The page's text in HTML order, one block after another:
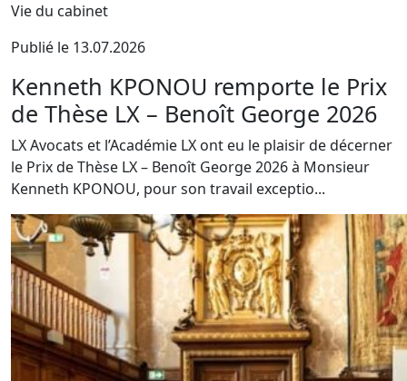
Vie du cabinet
Publié le 13.07.2026
Kenneth KPONOU remporte le Prix
de Thèse LX – Benoît George 2026
LX Avocats et l’Académie LX ont eu le plaisir de décerner
le Prix de Thèse LX – Benoît George 2026 à Monsieur
Kenneth KPONOU, pour son travail exceptio...